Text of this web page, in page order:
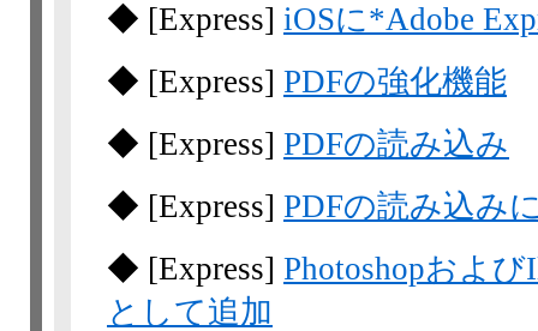
◆ [Express] iOSに*Adobe
◆ [Express] PDFの強化機能
◆ [Express] PDFの読み込み
◆ [Express] PDFの読み込み
◆ [Express] Photoshopおよ
として追加